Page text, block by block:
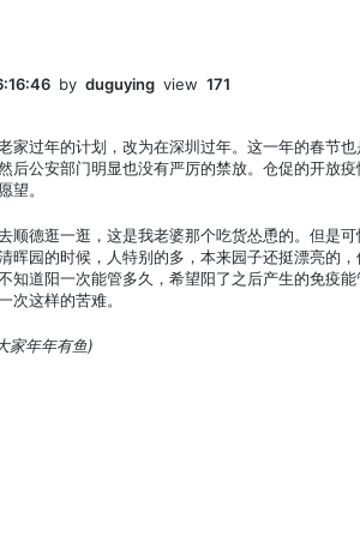
by duguying view 171
家过年的计划，改为在深圳过年。这一年的春节
后公安部门明显也没有严厉的禁放。仓促的开放
望。
顺德逛一逛，这是我老婆那个吃货怂恿的。但是
晖园的时候，人特别的多，本来园子还挺漂亮的
知道阳一次能管多久，希望阳了之后产生的免疫
次这样的苦难。
家年年有鱼)